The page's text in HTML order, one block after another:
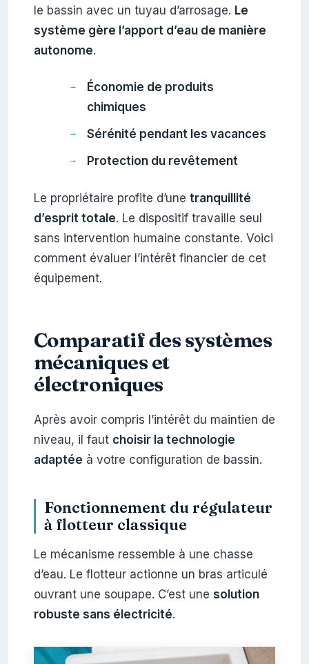
le bassin avec un tuyau d’arrosage. Le
système gère l’apport d’eau de manière
autonome.
Économie de produits
chimiques
Sérénité pendant les vacances
Protection du revêtement
Le propriétaire profite d’une tranquillité
d’esprit totale. Le dispositif travaille seul
sans intervention humaine constante. Voici
comment évaluer l’intérêt financier de cet
équipement.
Comparatif des systèmes
mécaniques et
électroniques
Après avoir compris l’intérêt du maintien de
niveau, il faut choisir la technologie
adaptée à votre configuration de bassin.
Fonctionnement du régulateur
à flotteur classique
Le mécanisme ressemble à une chasse
d’eau. Le flotteur actionne un bras articulé
ouvrant une soupape. C’est une solution
robuste sans électricité.